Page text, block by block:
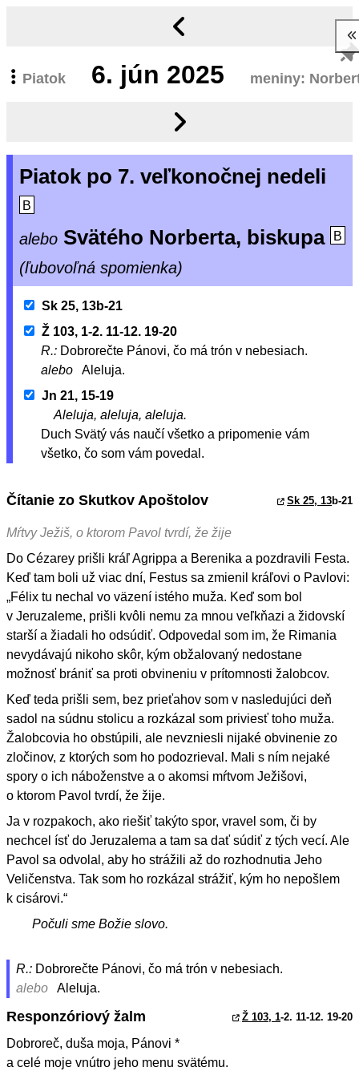
Piatok 6. jún 2025 meniny:
Piatok po 7. veľkonočnej nedeli
B
alebo Svätého Norberta, biskupa B
(ľubovoľná spomienka)
Sk 25, 13b-21
Ž 103, 1-2. 11-12. 19-20
R.: Dobrorečte Pánovi, čo má trón v nebesiach.
alebo
Aleluja.
Jn 21, 15-19
Aleluja, aleluja, aleluja.
Duch Svätý vás naučí všetko a pripomenie vám
všetko, čo som vám povedal.
Čítanie zo Skutkov Apoštolov Sk 25, 13b-21
Mŕtvy Ježiš, o ktorom Pavol tvrdí, že žije
Do Cézarey prišli kráľ Agrippa a Berenika a pozdravili Festa.
Keď tam boli už viac dní, Festus sa zmienil kráľovi o Pavlovi:
„Félix tu nechal vo väzení istého muža. Keď som bol
v Jeruzaleme, prišli kvôli nemu za mnou veľkňazi a židovskí
starší a žiadali ho odsúdiť. Odpovedal som im, že Rimania
nevydávajú nikoho skôr, kým obžalovaný nedostane
možnosť brániť sa proti obvineniu v prítomnosti žalobcov.
Keď teda prišli sem, bez prieťahov som v nasledujúci deň
sadol na súdnu stolicu a rozkázal som priviesť toho muža.
Žalobcovia ho obstúpili, ale nevzniesli nijaké obvinenie zo
zločinov, z ktorých som ho podozrieval. Mali s ním nejaké
spory o ich náboženstve a o akomsi mŕtvom Ježišovi,
o ktorom Pavol tvrdí, že žije.
Ja v rozpakoch, ako riešiť takýto spor, vravel som, či by
nechcel ísť do Jeruzalema a tam sa dať súdiť z tých vecí. Ale
Pavol sa odvolal, aby ho strážili až do rozhodnutia Jeho
Veličenstva. Tak som ho rozkázal strážiť, kým ho nepošlem
k cisárovi.“
Počuli sme Božie slovo.
R.: Dobrorečte Pánovi, čo má trón v nebesiach.
alebo
Aleluja.
Responzóriový žalm Ž 103, 1-2. 11-12. 19-20
Dobroreč, duša moja, Pánovi *
a celé moje vnútro jeho menu svätému.